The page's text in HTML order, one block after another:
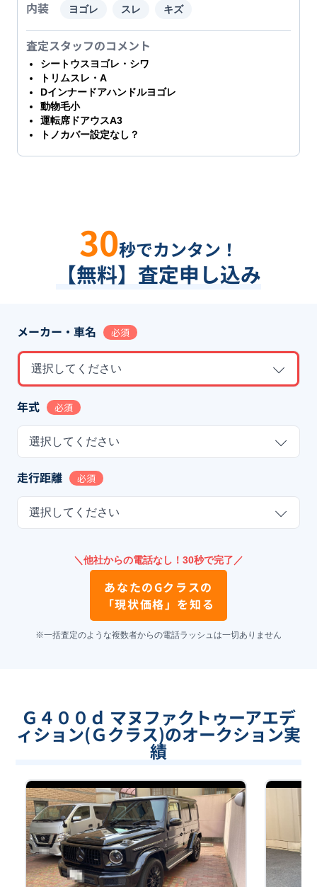
内装 ヨゴレ スレ キズ
査定スタッフのコメント
シートウスヨゴレ・シワ
トリムスレ・A
Dインナードアハンドルヨゴレ
動物毛小
運転席ドアウスA3
トノカバー設定なし？
30秒でカンタン！
【無料】査定申し込み
メーカー・車名 必須
選択してください
年式 必須
選択してください
走行距離 必須
選択してください
＼他社からの電話なし！30秒で完了／
あなたのGクラスの
「現状価格」を知る
※一括査定のような複数者からの電話ラッシュは一切ありません
Ｇ４００ｄ マヌファクトゥーアエデ
ィション(Ｇクラス)のオークション実
績